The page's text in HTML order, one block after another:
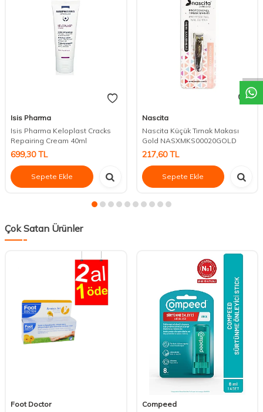
Isis Pharma
Isis Pharma Keloplast Cracks
Repairing Cream 40ml
699,30TL
Sepete Ekle
Nascita
Nascita Küçük Tırnak Makası
Gold NASXMKS00020GOLD
217,60TL
Sepete Ekle
Çok Satan Ürünler
Foot Doctor
Compeed